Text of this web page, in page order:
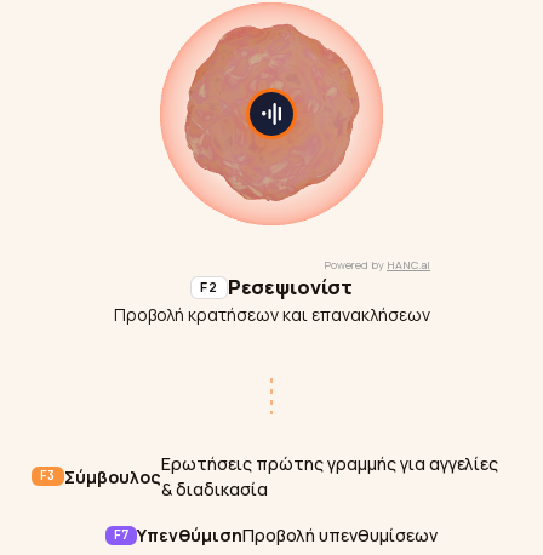
F2 Ρεσεψιονίστ
Προβολή κρατήσεων και επανακλήσεων
F3 Σύμβουλος
Ερωτήσεις πρώτης γραμμής για αγγελίες
& διαδικασία
F7 ΥπενθύμισηΠροβολή υπενθυμίσεων